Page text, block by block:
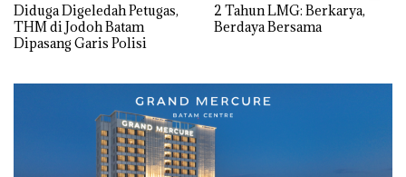
Diduga Digeledah Petugas,
THM di Jodoh Batam
Dipasang Garis Polisi
2 Tahun LMG: Berkarya,
Berdaya Bersama